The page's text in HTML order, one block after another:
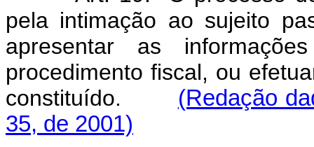
pela intimação ao sujeito
apresentar as
procedimento fiscal, ou
constituído. (Redação
35, de 2001)